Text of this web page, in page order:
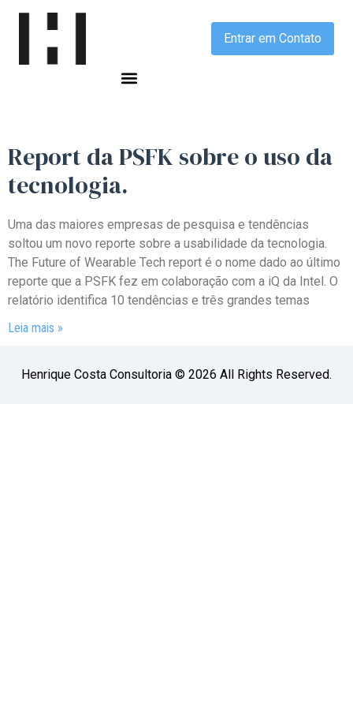
Entrar em Contato
Report da PSFK sobre o uso da
tecnologia.
Uma das maiores empresas de pesquisa e tendências
soltou um novo reporte sobre a usabilidade da tecnologia.
The Future of Wearable Tech report é o nome dado ao último
reporte que a PSFK fez em colaboração com a iQ da Intel. O
relatório identifica 10 tendências e três grandes temas
Leia mais »
Henrique Costa Consultoria © 2026 All Rights Reserved.